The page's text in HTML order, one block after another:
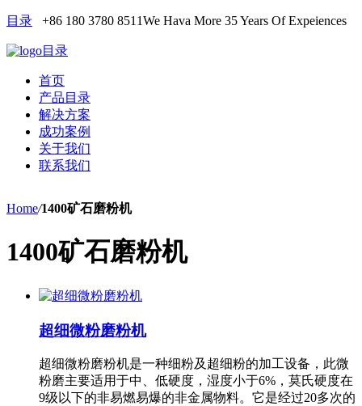
目录 +86 180 3780 8511We Hava More 35 Years Of Expeiences
目录
首页
产品目录
解决方案
成功案例
关于我们
联系我们
Home/1400矿石磨粉机
1400矿石磨粉机
超细微粉磨粉机
超细微粉磨粉机是一种细粉及超细粉的加工设备，此微
粉磨主要适用于中、低硬度，湿度小于6%，莫氏硬度在
9级以下的非易燃易爆的非金属物料。它是经过20多次的